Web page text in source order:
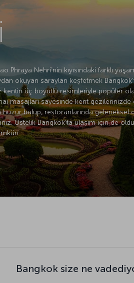
Nehri’nin kıyısındaki farklı
okuyan sarayları keşfetmek
üç boyutlu resimleriyle popüler
masajları sayesinde kent
bulup, restoranlarında geleneksel
Üstelik Bangkok’ta ulaşım için de
Bangkok size ne